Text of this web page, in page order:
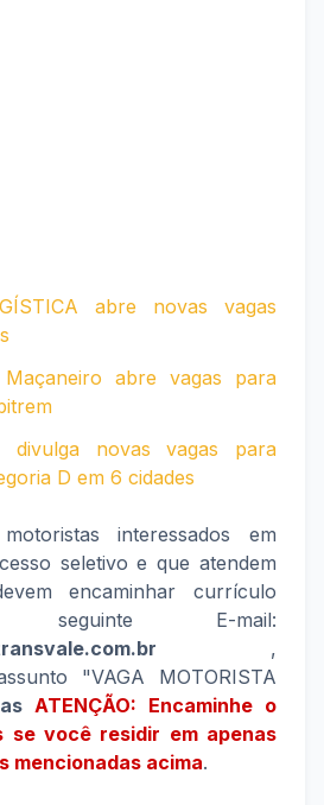
abre novas vagas
Maçaneiro abre vagas para
divulga novas vagas para
D em 6 cidades
interessados em
seletivo e que atendem
encaminhar currículo
E-mail:
,
"VAGA MOTORISTA
ATENÇÃO: Encaminhe o
se você residir em apenas
mencionadas acima.